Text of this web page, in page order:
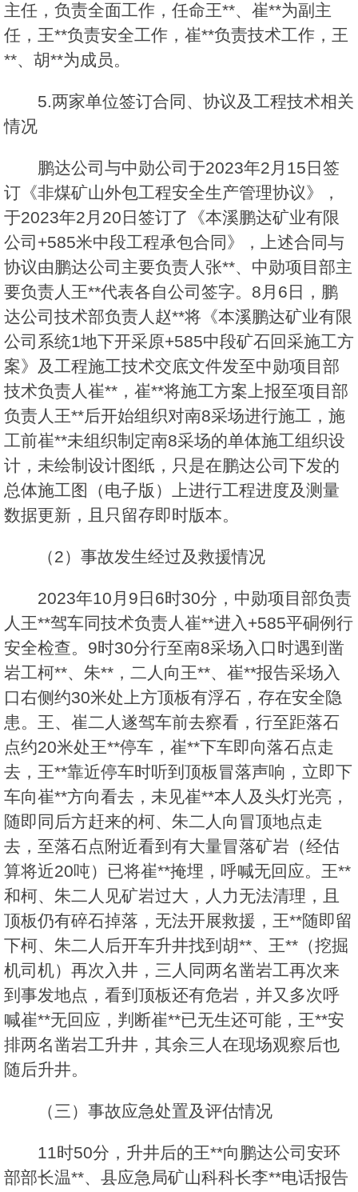
主任，负责全面工作，任命王**、崔**为副主
任，王**负责安全工作，崔**负责技术工作，王
**、胡**为成员。
5.两家单位签订合同、协议及工程技术相关
情况
鹏达公司与中勋公司于2023年2月15日签
订《非煤矿山外包工程安全生产管理协议》，
于2023年2月20日签订了《本溪鹏达矿业有限
公司+585米中段工程承包合同》，上述合同与
协议由鹏达公司主要负责人张**、中勋项目部主
要负责人王**代表各自公司签字。8月6日，鹏
达公司技术部负责人赵**将《本溪鹏达矿业有限
公司系统1地下开采原+585中段矿石回采施工方
案》及工程施工技术交底文件发至中勋项目部
技术负责人崔**，崔**将施工方案上报至项目部
负责人王**后开始组织对南8采场进行施工，施
工前崔**未组织制定南8采场的单体施工组织设
计，未绘制设计图纸，只是在鹏达公司下发的
总体施工图（电子版）上进行工程进度及测量
数据更新，且只留存即时版本。
（2）事故发生经过及救援情况
2023年10月9日6时30分，中勋项目部负责
人王**驾车同技术负责人崔**进入+585平硐例行
安全检查。9时30分行至南8采场入口时遇到凿
岩工柯**、朱**，二人向王**、崔**报告采场入
口右侧约30米处上方顶板有浮石，存在安全隐
患。王、崔二人遂驾车前去察看，行至距落石
点约20米处王**停车，崔**下车即向落石点走
去，王**靠近停车时听到顶板冒落声响，立即下
车向崔**方向看去，未见崔**本人及头灯光亮，
随即同后方赶来的柯、朱二人向冒顶地点走
去，至落石点附近看到有大量冒落矿岩（经估
算将近20吨）已将崔**掩埋，呼喊无回应。王**
和柯、朱二人见矿岩过大，人力无法清理，且
顶板仍有碎石掉落，无法开展救援，王**随即留
下柯、朱二人后开车升井找到胡**、王**（挖掘
机司机）再次入井，三人同两名凿岩工再次来
到事发地点，看到顶板还有危岩，并又多次呼
喊崔**无回应，判断崔**已无生还可能，王**安
排两名凿岩工升井，其余三人在现场观察后也
随后升井。
（三）事故应急处置及评估情况
11时50分，升井后的王**向鹏达公司安环
部部长温**、县应急局矿山科科长李**电话报告